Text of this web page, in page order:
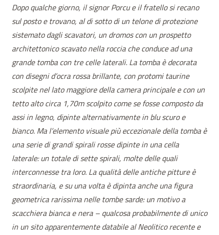
Dopo qualche giorno, il signor Porcu e il fratello si recano
sul posto e trovano, al di sotto di un telone di protezione
sistemato dagli scavatori, un dromos con un prospetto
architettonico scavato nella roccia che conduce ad una
grande tomba con tre celle laterali. La tomba è decorata
con disegni d’ocra rossa brillante, con protomi taurine
scolpite nel lato maggiore della camera principale e con un
tetto alto circa 1,70m scolpito come se fosse composto da
assi in legno, dipinte alternativamente in blu scuro e
bianco. Ma l’elemento visuale più eccezionale della tomba è
una serie di grandi spirali rosse dipinte in una cella
laterale: un totale di sette spirali, molte delle quali
interconnesse tra loro. La qualità delle antiche pitture è
straordinaria, e su una volta è dipinta anche una figura
geometrica rarissima nelle tombe sarde: un motivo a
scacchiera bianca e nera – qualcosa probabilmente di unico
in un sito apparentemente databile al Neolitico recente e